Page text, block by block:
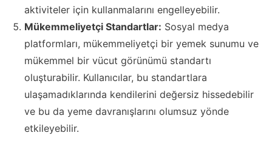
aktiviteler için kullanmalarını engelleyebilir.
Mükemmeliyetçi Standartlar: Sosyal medya
platformları, mükemmeliyetçi bir yemek sunumu ve
mükemmel bir vücut görünümü standartı
oluşturabilir. Kullanıcılar, bu standartlara
ulaşamadıklarında kendilerini değersiz hissedebilir
ve bu da yeme davranışlarını olumsuz yönde
etkileyebilir.